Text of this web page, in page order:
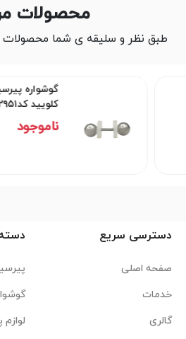
محصولات
طبق نظر و سلیقه ی شما محصولات
گوشواره پیرسینگ
کلویید کد۲۹۵۱
ناموجود
دسترسی سریع
صفحه اصلی
خدمات
گالری